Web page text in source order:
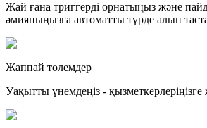
Жай ғана триггерді орнатыңыз және
әмияныңызға автоматты түрде алып
Жаппай төлемдер
Уақытты үнемдеңіз - қызметкерлеріңізге